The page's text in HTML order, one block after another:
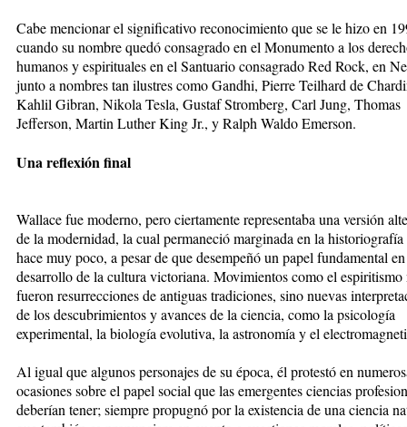
Cabe mencionar el significativo reconocimiento que se le hizo en
cuando su nombre quedó consagrado en el Monumento a los
humanos y espirituales en el Santuario consagrado Red Rock, en
junto a nombres tan ilustres como Gandhi, Pierre Teilhard de
Kahlil Gibran, Nikola Tesla, Gustaf Stromberg, Carl Jung, Thomas
Jefferson, Martin Luther King Jr., y Ralph Waldo Emerson.
Una reflexión final
Wallace fue moderno, pero ciertamente representaba una versión
de la modernidad, la cual permaneció marginada en la historiografía
hace muy poco, a pesar de que desempeñó un papel fundamental
desarrollo de la cultura victoriana. Movimientos como el espiritismo
fueron resurrecciones de antiguas tradiciones, sino nuevas
de los descubrimientos y avances de la ciencia, como la psicología
experimental, la biología evolutiva, la astronomía y el
Al igual que algunos personajes desu época, él protestó en
ocasiones sobre el papel social que lasemergentes ciencias
deberían tener; siempre propugnó por la existencia de una ciencia